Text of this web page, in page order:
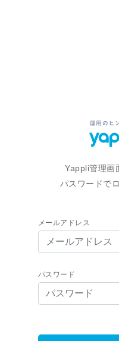
Yappli管理画
パスワードで
メールアドレス
パスワード